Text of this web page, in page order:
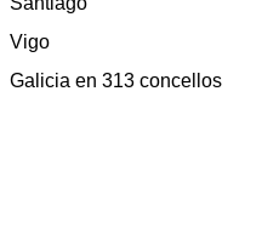
Vigo
Galicia en 313 concellos